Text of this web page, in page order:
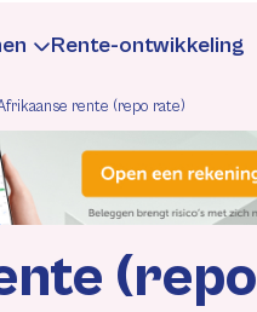
Leningrente
Informatie
Rente-ontwikkeling
rente (repo rate)
(repo